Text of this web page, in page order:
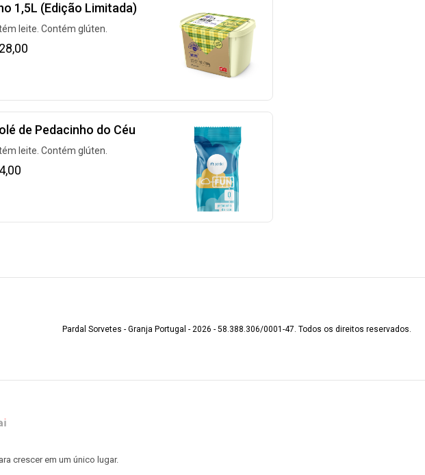
1,5L (Edição Limitada)
leite. Contém glúten.
de Pedacinho do Céu
leite. Contém glúten.
Pardal Sorvetes - Granja Portugal - 2026 - 58.388.306/0001-47. Todos os direitos reservados.
crescer em um único lugar.